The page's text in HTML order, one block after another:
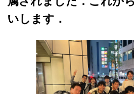
いします．